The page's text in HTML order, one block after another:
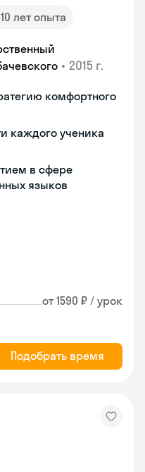
10 лет опыта
• 2015 г.
комфортного
каждого ученика
в сфере
языков
от 1590 ₽ / урок
Подобрать время